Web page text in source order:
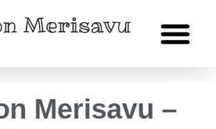
Merisavu –